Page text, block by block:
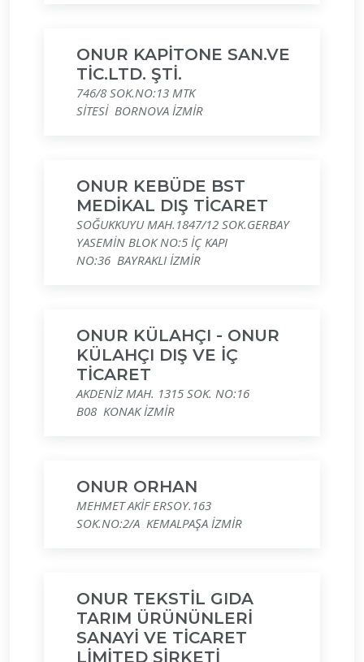
ONUR KAPİTONE SAN.VE
TİC.LTD. ŞTİ.
746/8 SOK.NO:13 MTK
SİTESİ BORNOVA İZMİR
ONUR KEBÜDE BST
MEDİKAL DIŞ TİCARET
SOĞUKKUYU MAH.1847/12 SOK.GERBAY
YASEMİN BLOK NO:5 İÇ KAPI
NO:36 BAYRAKLI İZMİR
ONUR KÜLAHÇI - ONUR
KÜLAHÇI DIŞ VE İÇ
TİCARET
AKDENİZ MAH. 1315 SOK. NO:16
B08 KONAK İZMİR
ONUR ORHAN
MEHMET AKİF ERSOY.163
SOK.NO:2/A KEMALPAŞA İZMİR
ONUR TEKSTİL GIDA
TARIM ÜRÜNÜNLERİ
SANAYİ VE TİCARET
LİMİTED ŞİRKETİ